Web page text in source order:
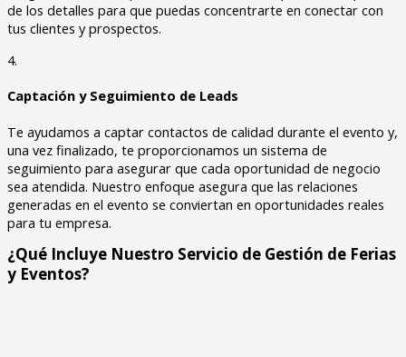
de los detalles para que puedas concentrarte en conectar con
tus clientes y prospectos.
4.
Captación y Seguimiento de Leads
Te ayudamos a captar contactos de calidad durante el evento y,
una vez finalizado, te proporcionamos un sistema de
seguimiento para asegurar que cada oportunidad de negocio
sea atendida. Nuestro enfoque asegura que las relaciones
generadas en el evento se conviertan en oportunidades reales
para tu empresa.
¿Qué Incluye Nuestro Servicio de Gestión de Ferias
y Eventos?